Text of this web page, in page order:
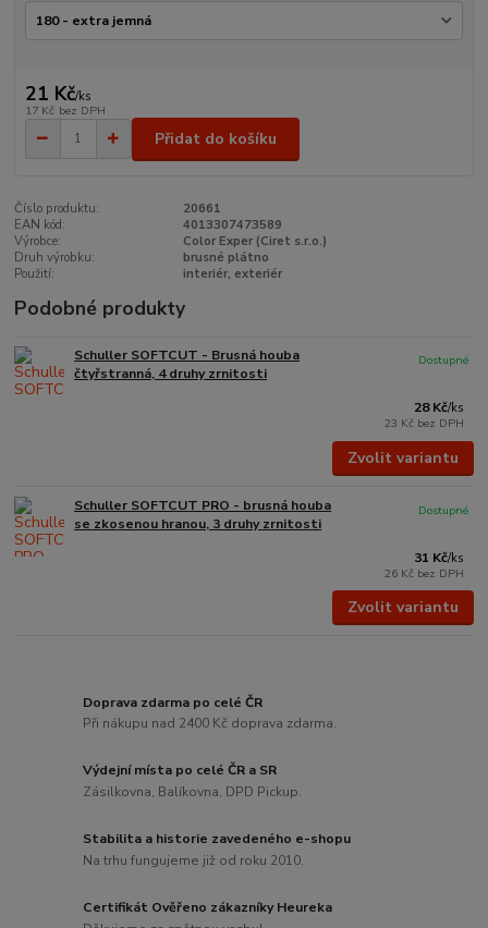
21 Kč/ks
17 Kč bez DPH
Přidat do košíku
Číslo produktu:
20661
EAN kód:
4013307473589
Výrobce:
Color Exper (Ciret s.r.o.)
Druh výrobku:
brusné plátno
Použití:
interiér, exteriér
Podobné produkty
Schuller SOFTCUT - Brusná houba
čtyřstranná, 4 druhy zrnitosti
28 Kč/ks
23 Kč bez DPH
Dostupné
Zvolit variantu
Schuller SOFTCUT PRO - brusná houba
se zkosenou hranou, 3 druhy zrnitosti
31 Kč/ks
26 Kč bez DPH
Dostupné
Zvolit variantu
Doprava zdarma po celé ČR
Při nákupu nad 2400 Kč doprava zdarma.
Výdejní místa po celé ČR a SR
Zásilkovna, Balíkovna, DPD Pickup.
Stabilita a historie zavedeného e-shopu
Na trhu fungujeme již od roku 2010.
Certifikát Ověřeno zákazníky Heureka